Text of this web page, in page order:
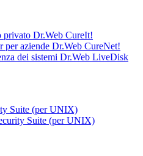
privato Dr.Web CureIt!
per aziende Dr.Web CureNet!
dei sistemi Dr.Web LiveDisk
Suite (per UNIX)
Suite (per UNIX)